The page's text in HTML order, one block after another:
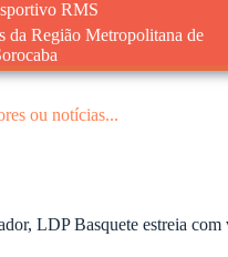
RMS
da Região Metropolitana de
ou notícias...
LDP Basquete estreia com